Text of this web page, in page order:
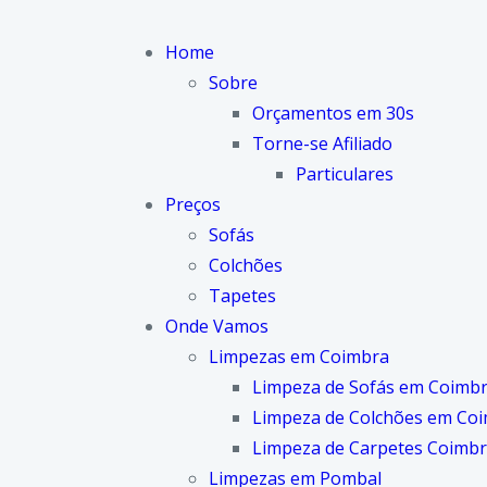
Home
Sobre
Orçamentos em 30s
Torne-se Afiliado
Particulares
Preços
Sofás
Colchões
Tapetes
Onde Vamos
Limpezas em Coimbra
Limpeza de Sofás em
Limpeza de Colchões em
Limpeza de Carpetes
Limpezas em Pombal